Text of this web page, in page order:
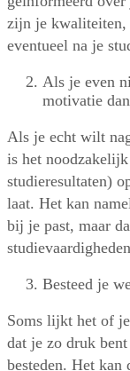
zijn je kwaliteiten,
eventueel na je
Als je even
motivatie
Als je echt wilt
is het
studieresultaten)
laat. Het kan
bij je past, maar
Besteed je
Soms lijkt het of
dat je zo druk
besteden. Het kan